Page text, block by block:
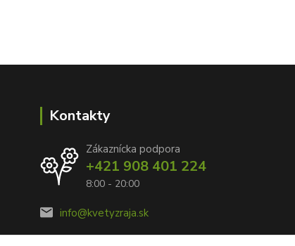
Kontakty
Zákaznícka podpora
+421 908 401 224
8:00 - 20:00
info@kvetyzraja.sk